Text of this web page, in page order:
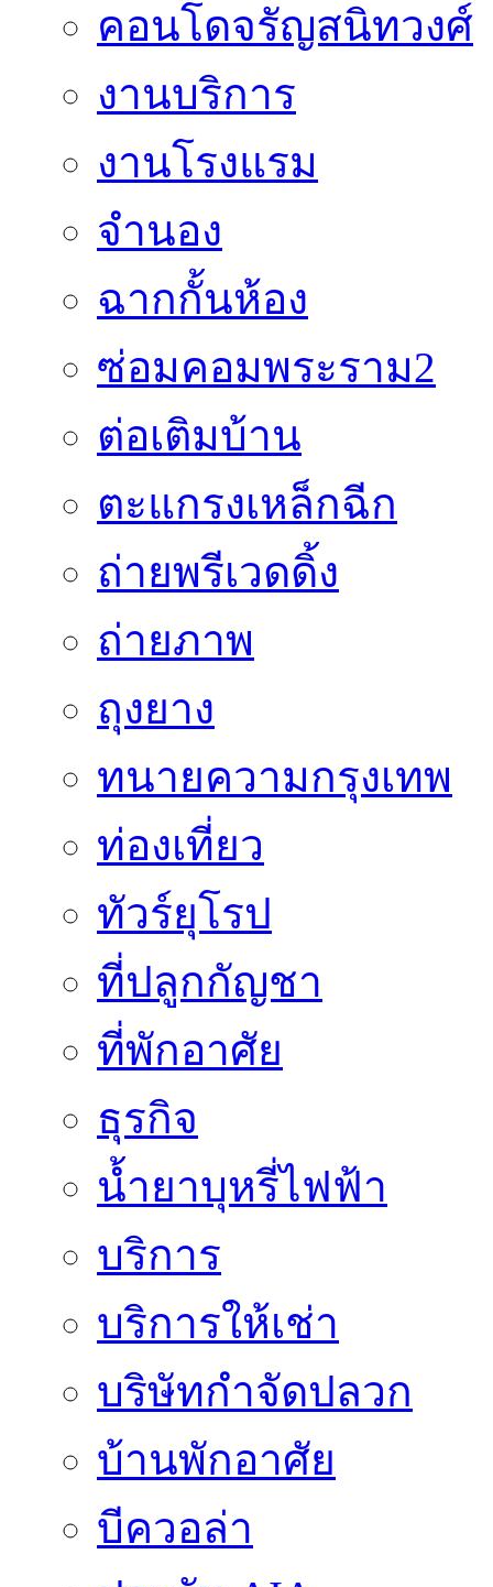
คอนโดจรัญสนิทวงศ์
งานบริการ
งานโรงแรม
จำนอง
ฉากกั้นห้อง
ซ่อมคอมพระราม2
ต่อเติมบ้าน
ตะแกรงเหล็กฉีก
ถ่ายพรีเวดดิ้ง
ถ่ายภาพ
ถุงยาง
ทนายความกรุงเทพ
ท่องเที่ยว
ทัวร์ยุโรป
ที่ปลูกกัญชา
ที่พักอาศัย
ธุรกิจ
น้ำยาบุหรี่ไฟฟ้า
บริการ
บริการให้เช่า
บริษัทกำจัดปลวก
บ้านพักอาศัย
บีควอล่า